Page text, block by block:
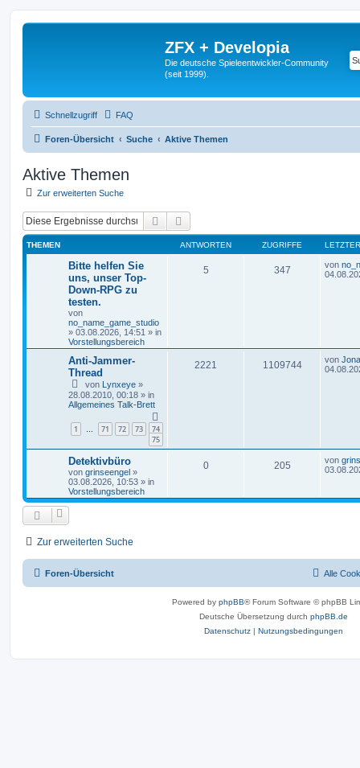
ZFX + Developia
Die deutsche Spieleentwickler-Community
(seit 1999).
Schnellzugriff FAQ
Foren-Übersicht Suche Aktive Themen
Aktive Themen
Zur erweiterten Suche
Suche
THEMEN ANTWORTEN ZUGRIFFE
Bitte helfen Sie
uns, unser Top-
Down-RPG zu
testen.
von
no_name_game_studio
» 03.08.2026, 14:51 » in
Vorstellungsbereich
5 347 von
Anti-Jammer-
Thread
von Lynxeye »
28.08.2010, 00:18 » in
Allgemeines Talk-Brett
1 … 71 72 73
74
75
2221 1109744 von
Detektivbüro
von grinseengel »
03.08.2026, 10:53 » in
Vorstellungsbereich
0 205 von
Zur erweiterten Suche
Foren-Übersicht Alle
Powered by phpBB® Forum Software © phpBB
Deutsche Übersetzung durch phpBB.de
Datenschutz | Nutzungsbedingungen